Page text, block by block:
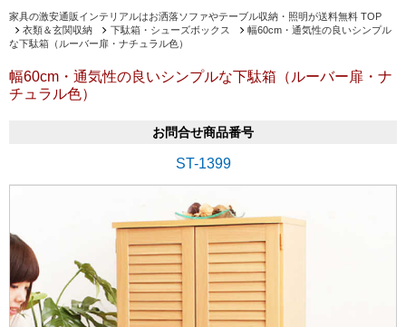
家具の激安通販インテリアルはお洒落ソファやテーブル収納・照明が送料無料 TOP
衣類＆玄関収納
下駄箱・シューズボックス
幅60cm・通気性の良いシンプル
な下駄箱（ルーバー扉・ナチュラル色）
幅60cm・通気性の良いシンプルな下駄箱（ルーバー扉・ナ
チュラル色）
お問合せ商品番号
ST-1399